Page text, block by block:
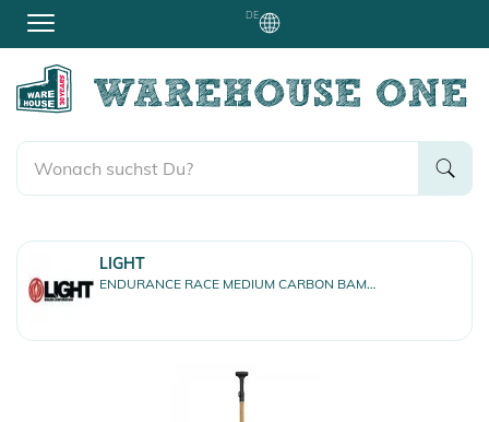
DE
LIGHT
ENDURANCE RACE MEDIUM CARBON BAMBOO 3-Piece Paddel